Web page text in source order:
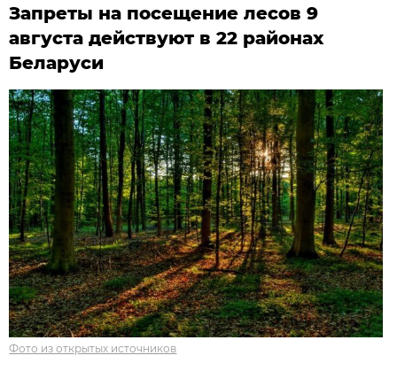
Запреты на посещение лесов 9
августа действуют в 22 районах
Беларуси
Фото из открытых источников